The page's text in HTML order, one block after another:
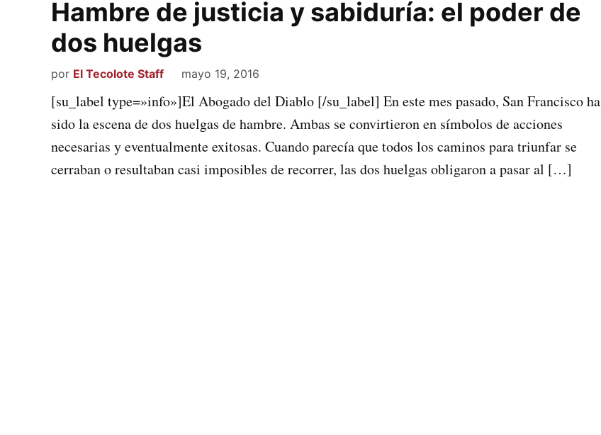
Hambre de justicia y sabiduría: el poder de
dos huelgas
por El Tecolote Staff mayo 19, 2016
[su_label type=»info»]El Abogado del Diablo [/su_label] En este mes pasado, San Francisco ha
sido la escena de dos huelgas de hambre. Ambas se convirtieron en símbolos de acciones
necesarias y eventualmente exitosas. Cuando parecía que todos los caminos para triunfar se
cerraban o resultaban casi imposibles de recorrer, las dos huelgas obligaron a pasar al […]